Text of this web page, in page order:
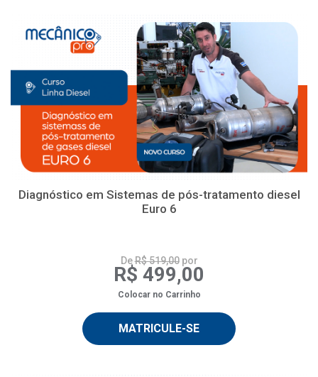
Diagnóstico em Sistemas de pós-tratamento diesel
Euro 6
DeR$ 519,00por
R$ 499,00
Colocar no Carrinho
MATRICULE-SE